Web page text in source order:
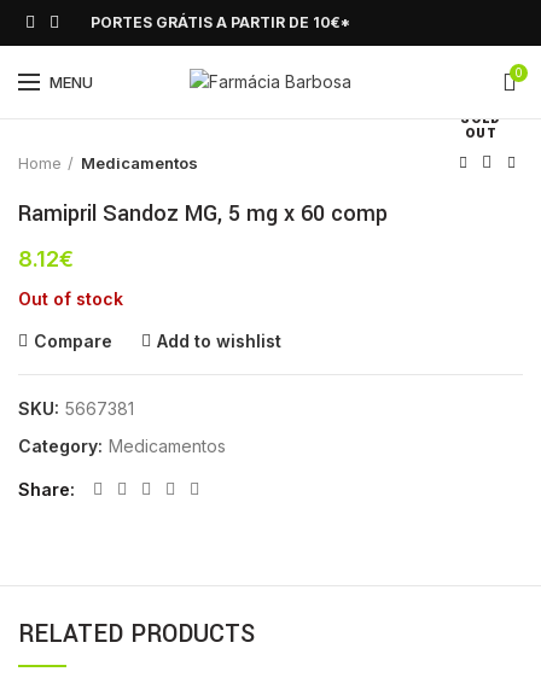
PORTES GRÁTIS A PARTIR DE 10€*
MENU 0
SOLD
OUT
Click to enlarge
Home Medicamentos
Ramipril Sandoz MG, 5 mg x 60 comp
8.12€
Out of stock
Compare Add to wishlist
SKU: 5667381
Category: Medicamentos
Share
RELATED PRODUCTS